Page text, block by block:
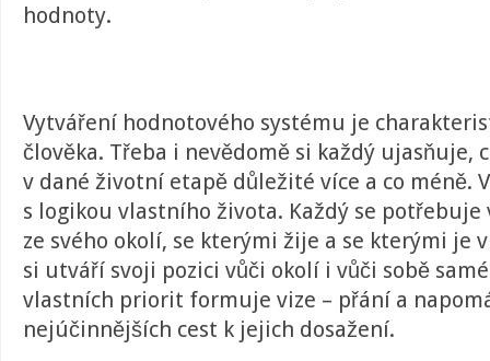
hodnoty.
Vytváření hodnotového systému je
člověka. Třeba i nevědomě si každý ujasňuje,
v dané životní etapě důležité více a co méně.
s logikou vlastního života. Každý se
ze svého okolí, se kterými žije a se kterými je
si utváří svoji pozici vůči okolí i vůči sobě
vlastních priorit formuje vize – přání a
nejúčinnějších cest k jejich dosažení.